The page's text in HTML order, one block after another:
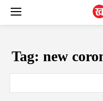
Tag: new